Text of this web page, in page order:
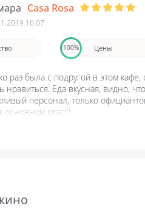
Casa Rosa
16:07
100% Цены
раз была с подругой в этом
нравиться. Еда вкусная, видно,
персонал, только
основном класс!